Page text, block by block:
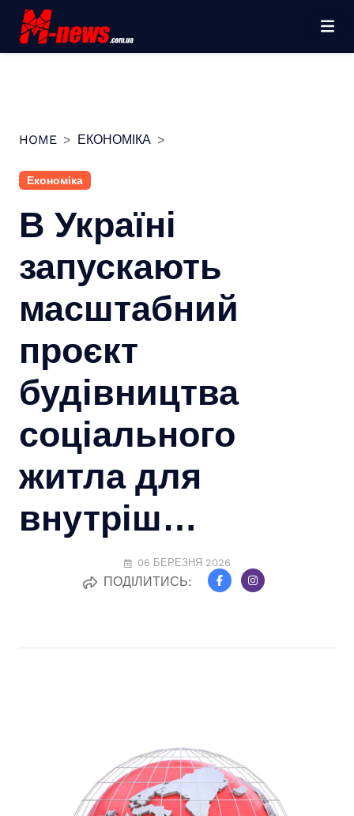
Перейти
вмісту
HOME ЕКОНОМІКА
Економіка
В Україні
запускають
масштабний
проєкт
будівництва
соціального
житла для
внутріш…
06 БЕРЕЗНЯ 2026
ПОДІЛИТИСЬ: